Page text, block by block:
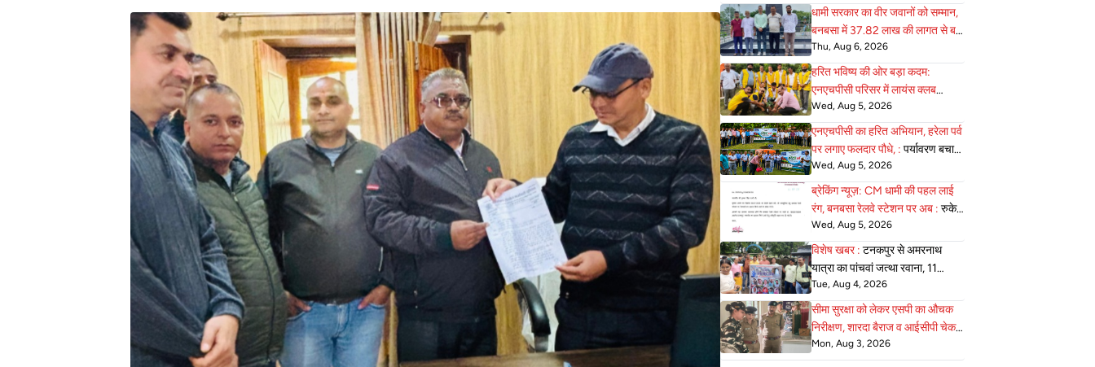
आवाजाही की अनुमति
धामी सरकार का वीर जवानों को सम्मान,
बनबसा में 37.82 लाख की लागत से बन
:रहा भव्य सैनिक स्मारक अंतिम चरण में
Thu, Aug 6, 2026
हरित भविष्य की ओर बड़ा कदम:
एनएचपीसी परिसर में लायंस क्लब
जोन-22 ने 75 :पौधे रोपे, पर्यावरण
संरक्षण का दिया सशक्त संदेश
Wed, Aug 5, 2026
एनएचपीसी का हरित अभियान, हरेला पर्व
पर लगाए फलदार पौधे, : पर्यावरण बचाने
का लिया संकल्प
Wed, Aug 5, 2026
ब्रेकिंग न्यूज़: CM धामी की पहल लाई
रंग, बनबसा रेलवे स्टेशन पर अब : रुकेगी
अछनेरा–टनकपुर एक्सप्रेस
Wed, Aug 5, 2026
विशेष खबर : टनकपुर से अमरनाथ
यात्रा का पांचवां जत्था रवाना, 11
अगस्त को होगी वापसी
Tue, Aug 4, 2026
सीमा सुरक्षा को लेकर एसपी का औचक
निरीक्षण, शारदा बैराज व आईसीपी चेक :
पोस्ट की व्यवस्थाएं परखी
Mon, Aug 3, 2026